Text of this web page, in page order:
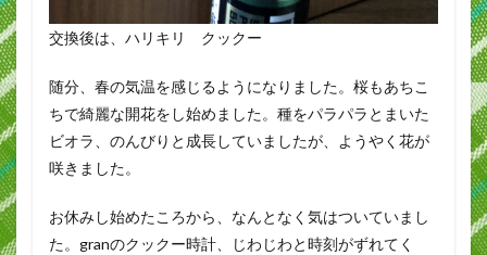
交換後は、ハリキリ クックー
随分、春の気温を感じるようになりました。桜もあちこ
ちで綺麗な開花をし始めました。種をパラパラとまいた
ビオラ、のんびりと成長していましたが、ようやく花が
咲きました。
お休みし始めたころから、なんとなく気はついていまし
た。granのクックー時計、じわじわと時刻がずれてく